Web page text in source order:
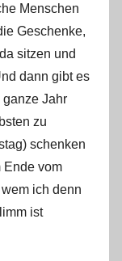
Menschen
Geschenke,
sitzen und
dann gibt es
ganze Jahr
zu
schenken
Ende vom
ich denn
ist